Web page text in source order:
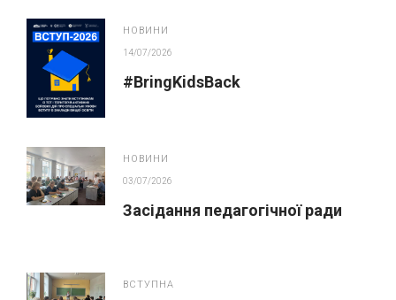
НОВИНИ
14/07/2026
#BringKidsBack
НОВИНИ
03/07/2026
Засідання педагогічної ради
ВСТУПНА